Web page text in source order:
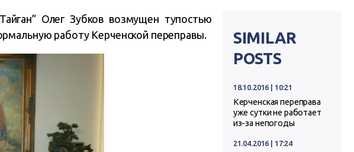
Олег Зубков возмущен тупостью
работу Керченской переправы.
SIMILAR
POSTS
18.10.2016 | 10:21
Керченская переправа
уже сутки не работает
из-за непогоды
21.04.2016 | 17:24